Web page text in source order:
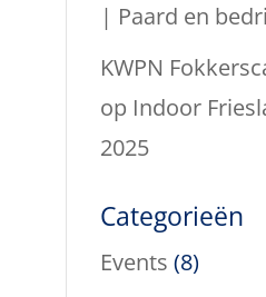
| Paard en
KWPN
op Indoor
2025
Categorieën
Events (8)